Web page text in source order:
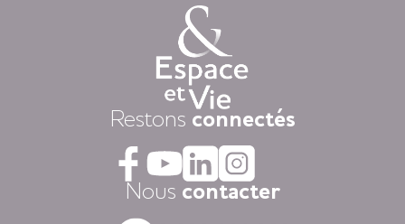
Chaque jour, nous mettons à disposition des animations
variées auxquelles, vous restez libre d’y participer, une
restauration « fait-maison », et une aide à la personne
attentionnée, réalisée par des équipes de professionnels
Dans nos résidences pour personnes âgées vous vivez dans
la tranquillité grâce au dispositif d’appel d’urgence et la
coordination médicale inclues. Faites le choix du confort
avec la restauration, la blanchisserie, l’espace coiffure-beauté
ou l’espace forme et détente à votre disposition dans vos
espaces communs.
Restons connectés
Nous contacter